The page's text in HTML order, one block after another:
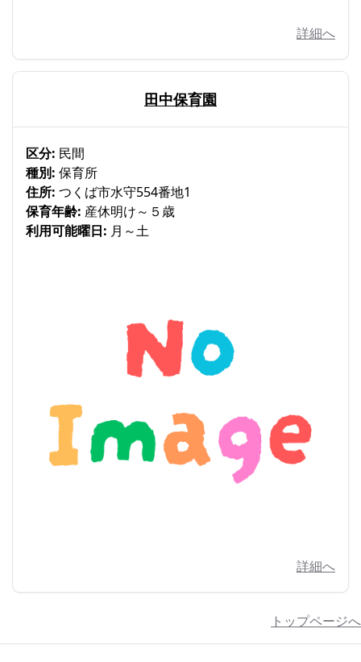
詳細へ
田中保育園
区分: 民間
種別: 保育所
住所: つくば市水守554番地1
保育年齢: 産休明け～５歳
利用可能曜日: 月～土
詳細へ
トップページへ